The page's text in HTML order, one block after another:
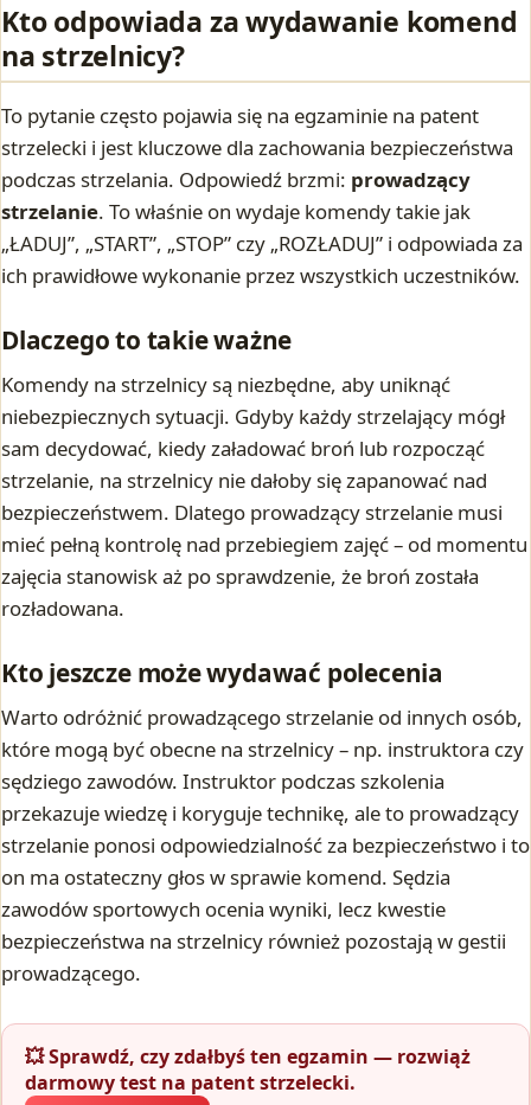
Kto odpowiada za wydawanie komend
na strzelnicy?
To pytanie często pojawia się na egzaminie na patent
strzelecki i jest kluczowe dla zachowania bezpieczeństwa
podczas strzelania. Odpowiedź brzmi: prowadzący
strzelanie. To właśnie on wydaje komendy takie jak
„ŁADUJ”, „START”, „STOP” czy „ROZŁADUJ” i odpowiada za
ich prawidłowe wykonanie przez wszystkich uczestników.
Dlaczego to takie ważne
Komendy na strzelnicy są niezbędne, aby uniknąć
niebezpiecznych sytuacji. Gdyby każdy strzelający mógł
sam decydować, kiedy załadować broń lub rozpocząć
strzelanie, na strzelnicy nie dałoby się zapanować nad
bezpieczeństwem. Dlatego prowadzący strzelanie musi
mieć pełną kontrolę nad przebiegiem zajęć – od momentu
zajęcia stanowisk aż po sprawdzenie, że broń została
rozładowana.
Kto jeszcze może wydawać polecenia
Warto odróżnić prowadzącego strzelanie od innych osób,
które mogą być obecne na strzelnicy – np. instruktora czy
sędziego zawodów. Instruktor podczas szkolenia
przekazuje wiedzę i koryguje technikę, ale to prowadzący
strzelanie ponosi odpowiedzialność za bezpieczeństwo i to
on ma ostateczny głos w sprawie komend. Sędzia
zawodów sportowych ocenia wyniki, lecz kwestie
bezpieczeństwa na strzelnicy również pozostają w gestii
prowadzącego.
💥 Sprawdź, czy zdałbyś ten egzamin — rozwiąż
darmowy test na patent strzelecki.